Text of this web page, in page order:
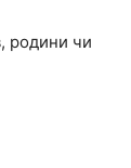
родини чи